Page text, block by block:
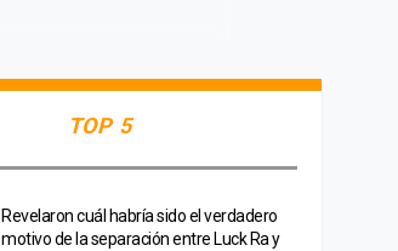
TOP 5
Revelaron cuál habría sido el verdadero
motivo de la separación entre Luck Ra y